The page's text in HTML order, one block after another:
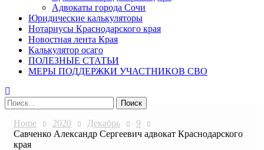
Адвокаты города Сочи
Юридические калькуляторы
Нотариусы Краснодарского края
Новостная лента Края
Калькулятор осаго
ПОЛЕЗНЫЕ СТАТЬИ
МЕРЫ ПОДДЕРЖКИ УЧАСТНИКОВ СВО
Найти:
Home 2020 Декабрь
9
Савченко Александр Сергеевич адвокат Краснодарского
края